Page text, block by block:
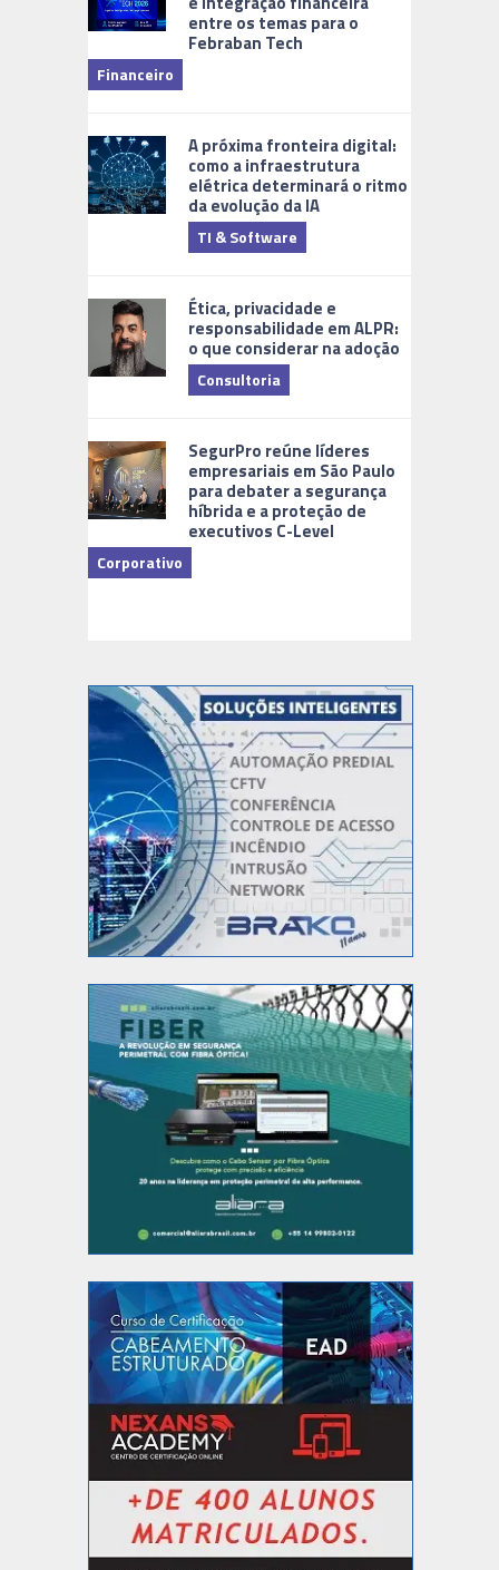
entre os temas para o
Febraban Tech
Financeiro
A próxima fronteira digital:
como a infraestrutura
elétrica determinará o ritmo
da evolução da IA
TI & Software
Ética, privacidade e
responsabilidade em ALPR:
o que considerar na adoção
Consultoria
SegurPro reúne líderes
empresariais em São Paulo
para debater a segurança
híbrida e a proteção de
executivos C-Level
Corporativo